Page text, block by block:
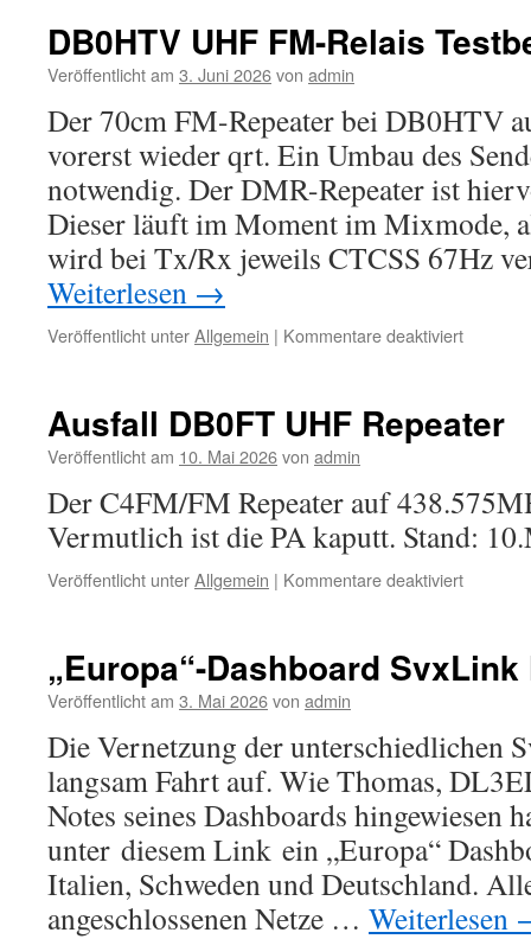
möglich
DB0HTV UHF FM-Relais
Veröffentlicht am 3. Juni 2026von admin
Der 70cm FM-Repeater bei DB0HTV
vorerst wieder qrt. Ein Umbau des
notwendig. Der DMR-Repeater ist
Dieser läuft im Moment im Mixmode,
wird bei Tx/Rx jeweils CTCSS 67Hz
Weiterlesen →
Veröffentlicht unterAllgemein | Kommentare deaktiviertfür
Relais
Ausfall DB0FT UHF Repeater
Veröffentlicht am 10. Mai 2026von admin
Der C4FM/FM Repeater auf
Vermutlich ist die PA kaputt. Stand:
Veröffentlicht unterAllgemein | Kommentare deaktiviertfür
Repeater
„Europa“-Dashboard SvxLink
Veröffentlicht am 3. Mai 2026von admin
Die Vernetzung der unterschiedlichen
langsam Fahrt auf. Wie Thomas,
Notes seines Dashboards hingewiesen
unter diesem Link ein „Europa“
Italien, Schweden und Deutschland.
angeschlossenen Netze … Weiterlesen